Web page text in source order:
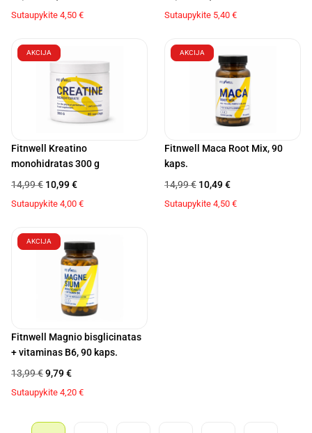
Sutaupykite 4,50 € Sutaupykite 5,40 €
AKCIJA
Fitnwell Kreatino
monohidratas 300 g
14,99€ 10,99€
Sutaupykite 4,00 €
AKCIJA
Fitnwell Maca Root Mix, 90
kaps.
14,99€ 10,49€
Sutaupykite 4,50 €
AKCIJA
Fitnwell Magnio bisglicinatas
+ vitaminas B6, 90 kaps.
13,99€9,79€
Sutaupykite 4,20 €